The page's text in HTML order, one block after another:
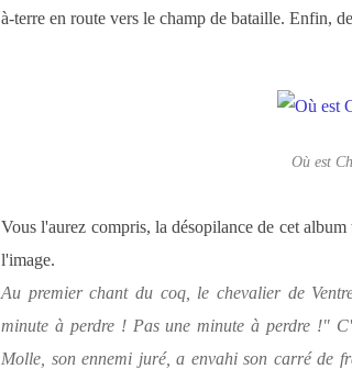
à-terre en route vers le champ de bataille. Enfin,
Où est
Vous l'aurez compris, la désopilance de cet
l'image.
Au premier chant du coq, le chevalier de
minute à perdre ! Pas une minute à perdre !"
Molle, son ennemi juré, a envahi son carré de